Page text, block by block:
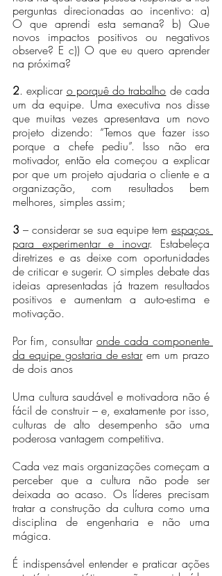
perguntas direcionadas ao incentivo: a)
O que aprendi esta semana? b) Que
novos impactos positivos ou negativos
observe? E c)) O que eu quero aprender
na próxima?
2. explicar o porquê do trabalho de cada
um da equipe. Uma executiva nos disse
que muitas vezes apresentava um novo
projeto dizendo: “Temos que fazer isso
porque a chefe pediu”. Isso não era
motivador, então ela começou a explicar
por que um projeto ajudaria o cliente e a
organização, com resultados bem
melhores, simples assim;
3 – considerar se sua equipe tem espaços
para experimentar e inovar. Estabeleça
diretrizes e as deixe com oportunidades
de criticar e sugerir. O simples debate das
ideias apresentadas já trazem resultados
positivos e aumentam a auto-estima e
motivação.
Por fim, consultar onde cada componente
da equipe gostaria de estar em um prazo
de dois anos
Uma cultura saudável e motivadora não é
fácil de construir – e, exatamente por isso,
culturas de alto desempenho são uma
poderosa vantagem competitiva.
Cada vez mais organizações começam a
perceber que a cultura não pode ser
deixada ao acaso. Os líderes precisam
tratar a construção da cultura como uma
disciplina de engenharia e não uma
mágica.
É indispensável entender e praticar ações